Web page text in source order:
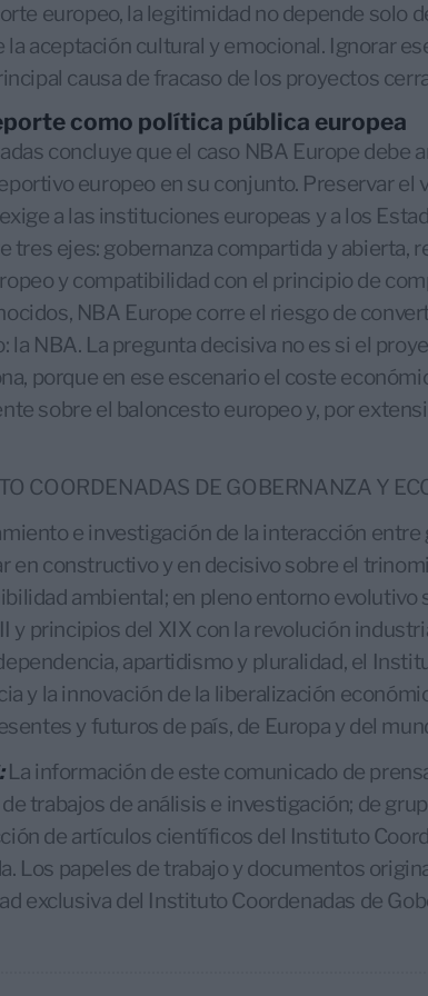
europeo, la legitimidad no depende solo
aceptación cultural y emocional. Ignorar
causa de fracaso de los proyectos
como política pública europea
concluye que el caso NBA Europe debe
europeo en su conjunto. Preservar el
a las instituciones europeas y a los
tres ejes: gobernanza compartida y abierta,
y compatibilidad con el principio de
NBA Europe corre el riesgo de
la NBA. La pregunta decisiva no es si el
porque en ese escenario el coste
sobre el baloncesto europeo y, por
COORDENADAS DE GOBERNANZA Y
e investigación de la interacción entre
en constructivo y en decisivo sobre el
ambiental; en pleno entorno evolutivo
y principios del XIX con la revolución
apartidismo y pluralidad, el
y la innovación de la liberalización
y futuros de país, de Europa y del
La información de este comunicado de
trabajos de análisis e investigación; de
de artículos científicos del Instituto
Los papeles de trabajo y documentos
exclusiva del Instituto Coordenadas de